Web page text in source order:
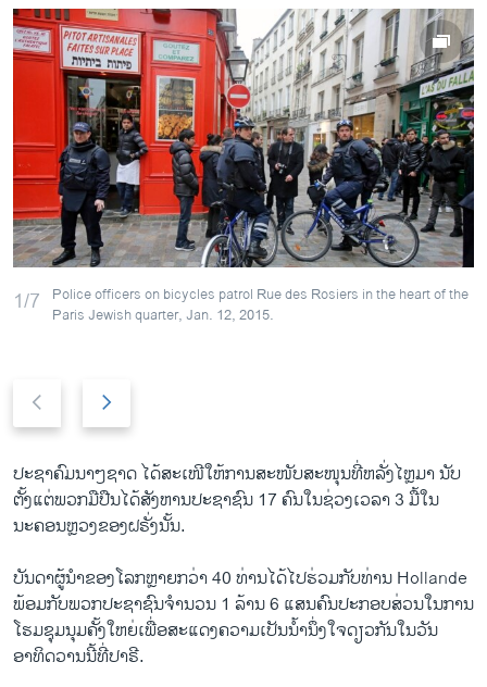
1/7 Police officers on bicycles patrol Rue des Rosiers in the heart of the
Paris Jewish quarter, Jan. 12, 2015.
e
v
i
o
s
s
l
i
x
t
s
l
d
e
ປະຊາ​ຄົມນາໆ​ຊາດ ​ໄດ້​ສະ​ເໜີ​ໃຫ້ການ​ສະ​ໜັບສະ​ໜຸນ​ທີ່​ຫລັ່ງ​ໄຫຼ​ມາ ນັບ​
ຕັ້ງແຕ່​ພວກ​ມື​ປືນ​ໄດ້​ສັງຫານ​ປະຊາຊົນ 17 ຄົນ​ໃນ​ຊ່ວງ​ເວລາ 3 ມື້​ໃນ
ນະຄອນຫຼວງ​ຂອງຝຣັ່ງນັ້ນ.
ບັນດາ​ຜູ້ນຳ​ຂອງ​ໂລກ​ຫຼາຍ​ກວ່າ 40 ທ່ານ​ໄດ້ໄປຮ່ວມ​ກັບ​ທ່ານ Hollande
ພ້ອມ​ກັບ​ພວກ​ປະຊາຊົນ​ຈຳນວນ 1 ລ້ານ 6 ​ແສນຄົນປະກອບສ່ວນ​ໃນ​ການ
ໂຮມ​ຊຸມນຸມ​ຄັ້ງ​ໃຫຍ່​ເພື່ອ​ສະ​ແດງ​ຄວາມ​ເປັນ​ນ້ຳ​ນຶ່ງ​ໃຈ​ດຽວ​ກັນ​ໃນ​ວັນ​
ອາທິດ​ວານ​ນີ້​ທີ່​ປາຣີ.